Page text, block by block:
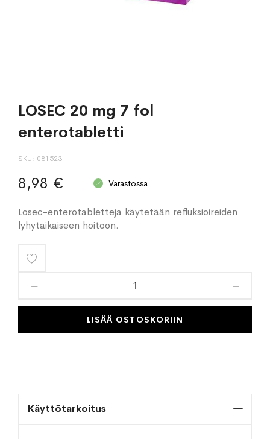
LOSEC 20 mg 7 fol
enterotabletti
SKU 081523
8,98 € Varastossa
Losec-enterotabletteja käytetään refluksioireiden
lyhytaikaiseen hoitoon.
toivelistaan
LISÄÄ OSTOSKORIIN
Käyttötarkoitus